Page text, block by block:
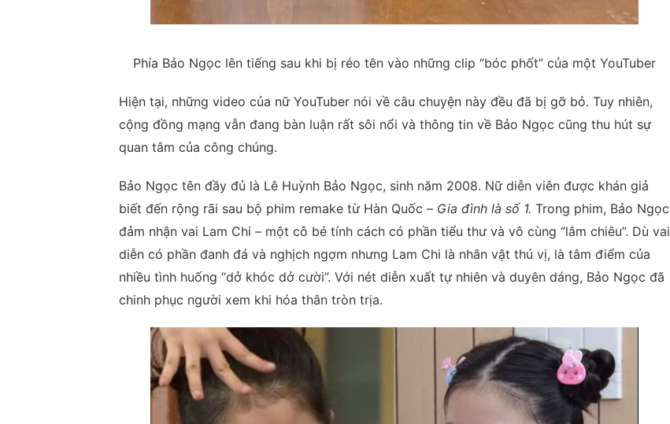
Phía Bảo Ngọc lên tiếng sau khi bị réo tên vào những clip “bóc phốt” của một YouTuber
Hiện tại, những video của nữ YouTuber nói về câu chuyện này đều đã bị gỡ bỏ. Tuy nhiên,
cộng đồng mạng vẫn đang bàn luận rất sôi nổi và thông tin về Bảo Ngọc cũng thu hút sự
quan tâm của công chúng.
Bảo Ngọc tên đầy đủ là Lê Huỳnh Bảo Ngọc, sinh năm 2008. Nữ diễn viên được khán giả
biết đến rộng rãi sau bộ phim remake từ Hàn Quốc – Gia đình là số 1. Trong phim, Bảo Ngọc
đảm nhận vai Lam Chi – một cô bé tính cách có phần tiểu thư và vô cùng “lắm chiêu”. Dù vai
diễn có phần đanh đá và nghịch ngợm nhưng Lam Chi là nhân vật thú vị, là tâm điểm của
nhiều tình huống “dở khóc dở cười”. Với nét diễn xuất tự nhiên và duyên dáng, Bảo Ngọc đã
chinh phục người xem khi hóa thân tròn trịa.